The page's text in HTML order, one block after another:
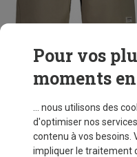
Vous économisez 48%
Pour vos
moments
... nous utilisons des
d'optimiser nos
contenu à vos
impliquer le traitement